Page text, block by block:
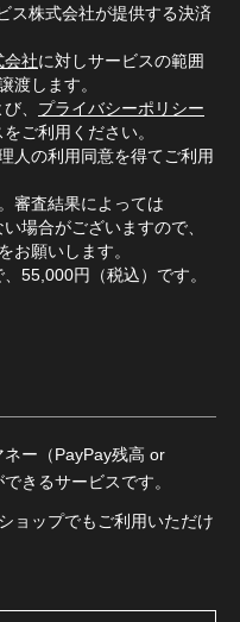
ス株式会社が提供する決済
会社に対しサービスの範囲
渡します。
、 プライバシーポリシー
ご利用ください。
人の利用同意を得てご利用
審査結果によっては
場合がございますので、
お願いします。
55,000円（税込）です。
ー（PayPay残高 or
きるサービスです。
ョップでもご利用いただけ